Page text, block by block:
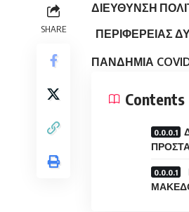
SHARE
ΔΙΕΥΘΥΝΣΗ
ΠΕΡΙΦΕΡΕΙΑΣ
ΠΑΝΔΗΜΙΑ
Contents